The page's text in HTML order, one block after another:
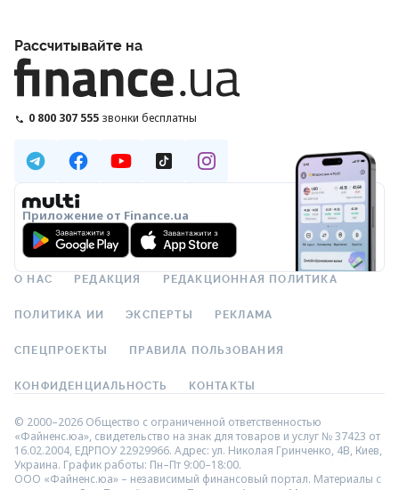
Рассчитывайте на
0 800 307 555 звонки бесплатны
Приложение от Finance.ua
О НАС РЕДАКЦИЯ РЕДАКЦИОННАЯ ПОЛИТИКА
ПОЛИТИКА ИИ ЭКСПЕРТЫ РЕКЛАМА
СПЕЦПРОЕКТЫ ПРАВИЛА ПОЛЬЗОВАНИЯ
КОНФИДЕНЦИАЛЬНОСТЬ КОНТАКТЫ
© 2000–2026 Общество с ограниченной ответственностью
«Файненс.юа», свидетельство на знак для товаров и услуг № 37423 от
16.02.2004, ЕДРПОУ 22929966. Адрес: ул. Николая Гринченко, 4В, Киев,
Украина. График работы: Пн–Пт 9:00–18:00.
ООО «Файненс.юа» – независимый финансовый портал. Материалы с